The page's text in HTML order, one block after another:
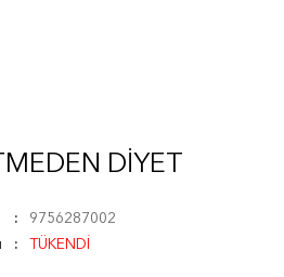
DIYET
9756287002
TÜKENDİ